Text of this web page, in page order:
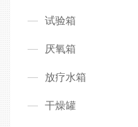
试验箱
厌氧箱
放疗水箱
干燥罐